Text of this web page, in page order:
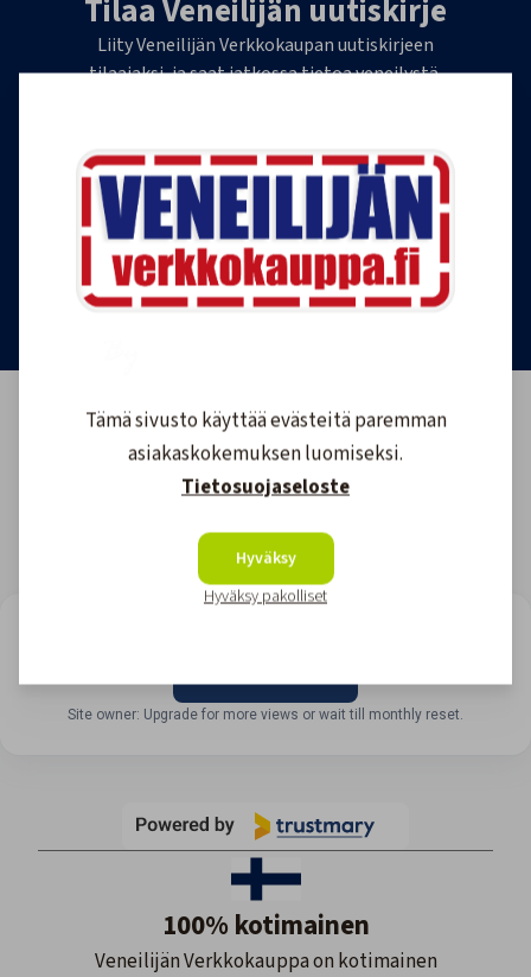
Tilaa Veneilijän uutiskirje
Liity Veneilijän Verkkokaupan uutiskirjeen
tilaajaksi, ja saat jatkossa tietoa veneilystä,
uutiskirjettä kuukaudessa. Voit perua uutiskirjeen
tilauksen milloin tahansa.
Tilaa uutiskirje
Site owner: Upgrade for more views or wait till monthly reset.
100% kotimainen
Veneilijän Verkkokauppa on kotimainen
Tämä sivusto käyttää evästeitä paremman
asiakaskokemuksen luomiseksi.
Tietosuojaseloste
Hyväksy
Hyväksy pakolliset